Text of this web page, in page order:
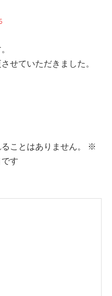
せていただきました。
ことはありません。
※
す